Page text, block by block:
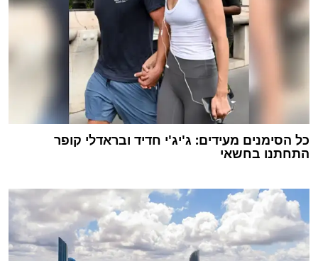
כל הסימנים מעידים: ג'יג'י חדיד ובראדלי קופר
התחתנו בחשאי